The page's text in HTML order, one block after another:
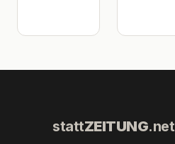
stattZEITUNG.net